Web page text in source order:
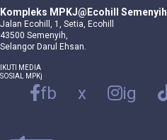
Kompleks MPKJ@Ecohill Semenyih
Jalan Ecohill, 1, Setia, Ecohill
43500 Semenyih,
Selangor Darul Ehsan.
IKUTI MEDIA
SOSIAL MPKj
fb x ig